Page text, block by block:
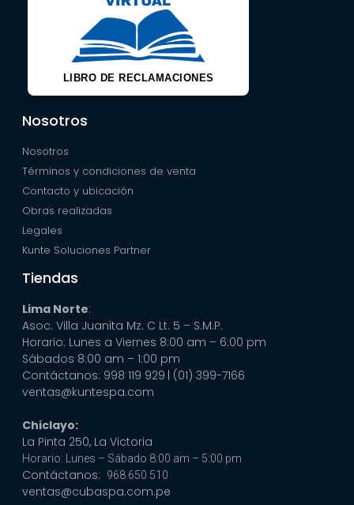
LIBRO DE RECLAMACIONES
Nosotros
Nosotros
Términos y condiciones de venta
Contacto y ubicación
Obras realizadas
Legales
Kunte Soluciones Partner
Tiendas
Lima Norte:
Asoc. Villa Juanita Mz. C Lt. 5 – S.M.P.
Horario: Lunes a Viernes 8:00 am – 6:00 pm
Sábados 8:00 am – 1:00 pm
Contáctanos: 998 119 929 | (01) 399-7166
ventas@kuntespa.com
Chiclayo:
La Pinta 250, La Victoria
Horario: Lunes – Sábado 8:00 am – 5:00 pm
Contáctanos: 968 650 510
ventas@cubaspa.com.pe